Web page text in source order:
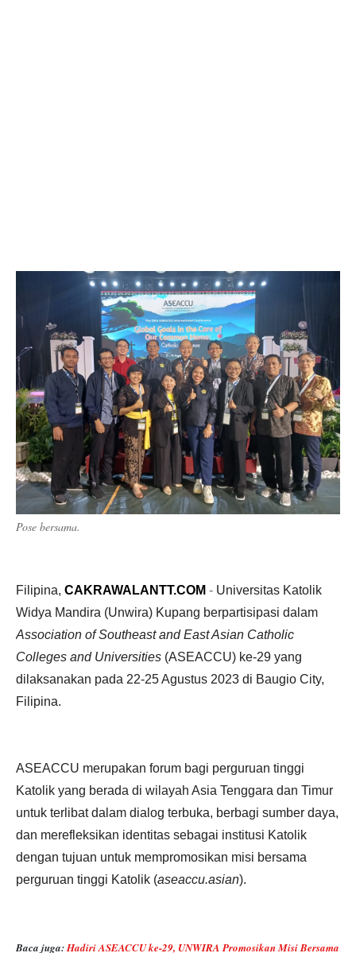
Pose bersama.
Filipina, CAKRAWALANTT.COM - Universitas Katolik
Widya Mandira (Unwira) Kupang berpartisipasi dalam
Association of Southeast and East Asian Catholic
Colleges and Universities (ASEACCU) ke-29 yang
dilaksanakan pada 22-25 Agustus 2023 di Baugio City,
Filipina.
ASEACCU merupakan forum bagi perguruan tinggi
Katolik yang berada di wilayah Asia Tenggara dan Timur
untuk terlibat dalam dialog terbuka, berbagi sumber daya,
dan merefleksikan identitas sebagai institusi Katolik
dengan tujuan untuk mempromosikan misi bersama
perguruan tinggi Katolik (aseaccu.asian).
Baca juga:Hadiri ASEACCU ke-29, UNWIRA Promosikan Misi Bersama